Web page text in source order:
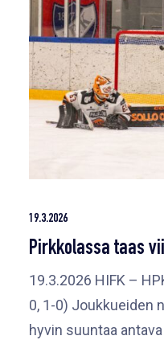
19.3.2026
Pirkkolassa taas
19.3.2026 HIFK –
0, 1-0) Joukkueiden
hyvin suuntaa